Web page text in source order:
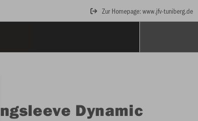
Zur Homepage: www.jfv-tuniberg.de
Dynamic